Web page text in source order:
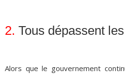
2. Tous dépassent
Alors que le gouvernement